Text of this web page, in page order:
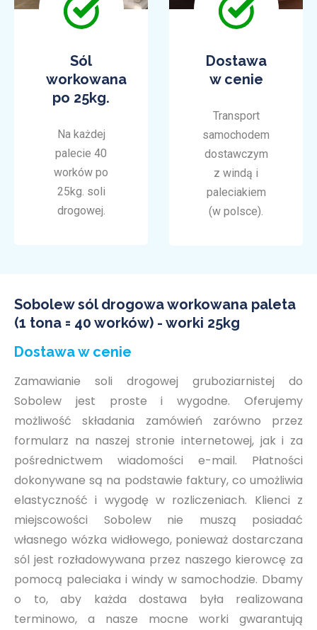
Sól
workowana
po 25kg.
Na każdej
palecie 40
worków po
25kg. soli
drogowej.
Dostawa
w cenie
Transport
samochodem
dostawczym
z windą i
paleciakiem
(w polsce).
Sobolew sól drogowa workowana paleta
(1 tona = 40 worków) - worki 25kg
Dostawa w cenie
Zamawianie soli drogowej gruboziarnistej do
Sobolew jest proste i wygodne. Oferujemy
możliwość składania zamówień zarówno przez
formularz na naszej stronie internetowej, jak i za
pośrednictwem wiadomości e-mail. Płatności
dokonywane są na podstawie faktury, co umożliwia
elastyczność i wygodę w rozliczeniach. Klienci z
miejscowości Sobolew nie muszą posiadać
własnego wózka widłowego, ponieważ dostarczana
sól jest rozładowywana przez naszego kierowcę za
pomocą paleciaka i windy w samochodzie. Dbamy
o to, aby każda dostawa była realizowana
terminowo, a nasze mocne worki gwarantują